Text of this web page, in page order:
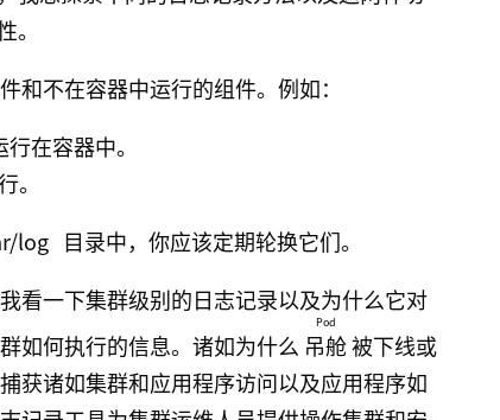
和不在容器中运行的组件。例如：
行在容器中。
。
log 目录中，你应该定期轮换它们。
看一下集群级别的日志记录以及为什么它对
如何执行的信息。诸如为什么 吊舱
Pod
被下线或
获诸如集群和应用程序访问以及应用程序如